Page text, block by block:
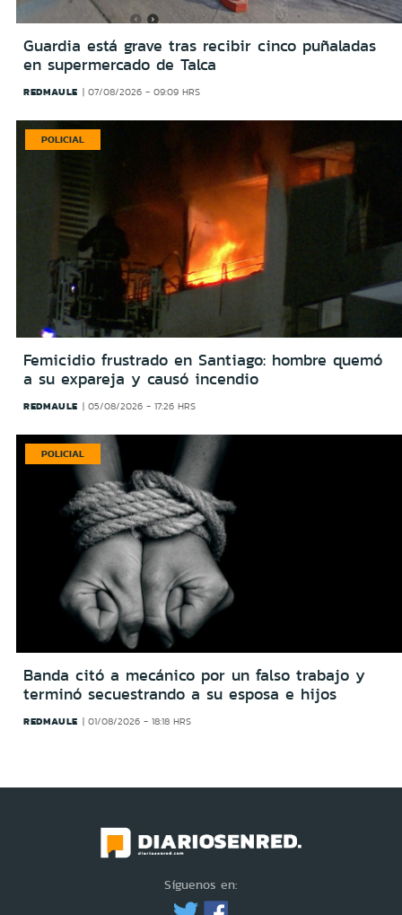
Guardia está grave tras recibir cinco puñaladas
en supermercado de Talca
REDMAULE 07/08/2026 - 09:09 HRS
POLICIAL
Femicidio frustrado en Santiago: hombre quemó
a su expareja y causó incendio
REDMAULE 05/08/2026 - 17:26 HRS
POLICIAL
Banda citó a mecánico por un falso trabajo y
terminó secuestrando a su esposa e hijos
REDMAULE 01/08/2026 - 18:18 HRS
Síguenos en: